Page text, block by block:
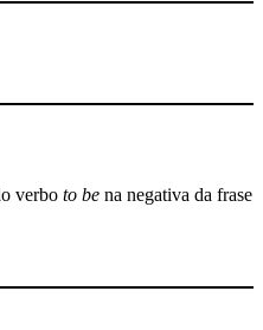
verbo to be na negativa da frase